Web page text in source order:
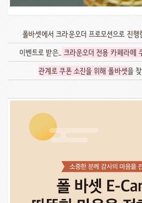
폴바셋에서 크라운오더 프로모션으로 진
이벤트로 받은.. 크라운오더 전용 카페라떼
관계로 쿠폰 소진을 위해 폴바셋을